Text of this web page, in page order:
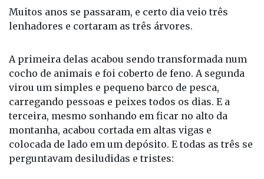
Muitos anos se passaram, e certo dia veio três
lenhadores e cortaram as três árvores.
A primeira delas acabou sendo transformada num
cocho de animais e foi coberto de feno. A segunda
virou um simples e pequeno barco de pesca,
carregando pessoas e peixes todos os dias. E a
terceira, mesmo sonhando em ficar no alto da
montanha, acabou cortada em altas vigas e
colocada de lado em um depósito. E todas as três se
perguntavam desiludidas e tristes: